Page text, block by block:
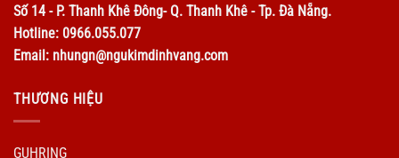
Số 14 - P. Thanh Khê Đông- Q. Thanh Khê - Tp. Đà Nẵng.
Hotline: 0966.055.077
Email: nhungn@ngukimdinhvang.com
THƯƠNG HIỆU
GUHRING